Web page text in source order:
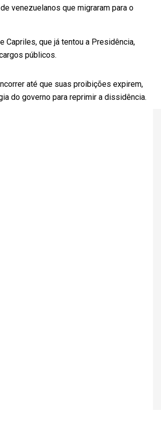
venezuelanos que migraram para o
Capriles, que já tentou a Presidência,
públicos.
até que suas proibições expirem,
do governo para reprimir a dissidência.